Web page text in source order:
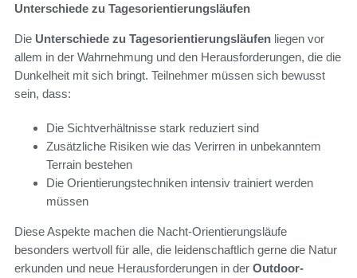
Unterschiede zu Tagesorientierungsläufen
Die Unterschiede zu Tagesorientierungsläufen liegen vor
allem in der Wahrnehmung und den Herausforderungen, die die
Dunkelheit mit sich bringt. Teilnehmer müssen sich bewusst
sein, dass:
Die Sichtverhältnisse stark reduziert sind
Zusätzliche Risiken wie das Verirren in unbekanntem
Terrain bestehen
Die Orientierungstechniken intensiv trainiert werden
müssen
Diese Aspekte machen die Nacht-Orientierungsläufe
besonders wertvoll für alle, die leidenschaftlich gerne die Natur
erkunden und neue Herausforderungen in der Outdoor-